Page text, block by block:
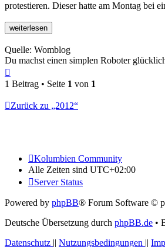
pro­tes­tieren. Dieser hatte am Montag bei
Quelle: Womblog
Du machst einen simplen Roboter
oben
1 Beitrag • Seite 1 von 1
Zurück zu „2012“
Kolumbien Community
Alle Zeiten sind UTC+02:00
Server Status
Powered by phpBB® Forum Software ©
Deutsche Übersetzung durch phpBB.de •
Datenschutz || Nutzungsbedingungen ||